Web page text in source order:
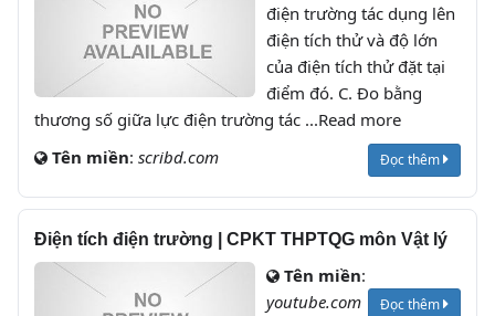
điện trường tác dụng lên
điện tích thử và độ lớn
của điện tích thử đặt tại
điểm đó. C. Đo bằng
thương số giữa lực điện trường tác ...Read more
Tên miền: scribd.com Đọc thêm
Điện tích điện trường | CPKT THPTQG môn Vật lý
Tên miền:
youtube.com
Đọc thêm